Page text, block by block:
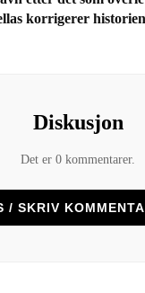
korrigerer historien
Diskusjon
Det er 0 kommentarer.
/ SKRIV